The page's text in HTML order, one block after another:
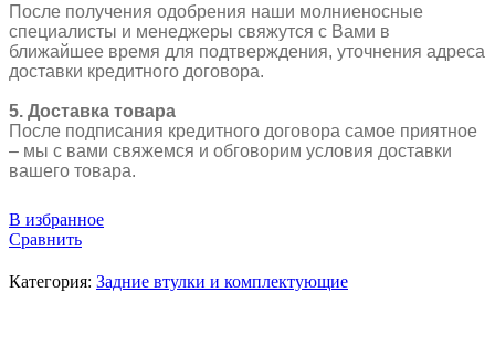
После получения одобрения наши молниеносные
специалисты и менеджеры свяжутся с Вами в
ближайшее время для подтверждения, уточнения адреса
доставки кредитного договора.
5. Доставка товара
После подписания кредитного договора самое приятное
– мы с вами свяжемся и обговорим условия доставки
вашего товара.
В избранное
Сравнить
Категория: Задние втулки и комплектующие